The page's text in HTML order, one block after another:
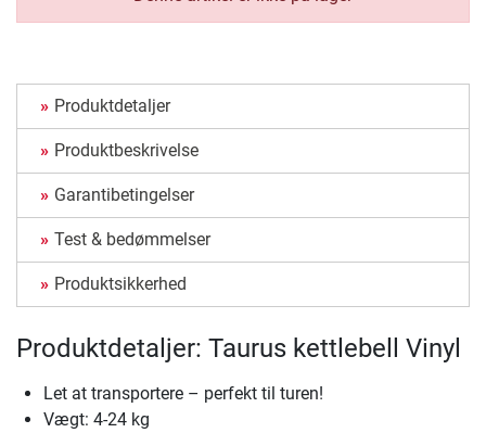
Produktdetaljer
Produktbeskrivelse
Garantibetingelser
Test & bedømmelser
Produktsikkerhed
Produktdetaljer: Taurus kettlebell Vinyl
Let at transportere – perfekt til turen!
Vægt: 4-24 kg